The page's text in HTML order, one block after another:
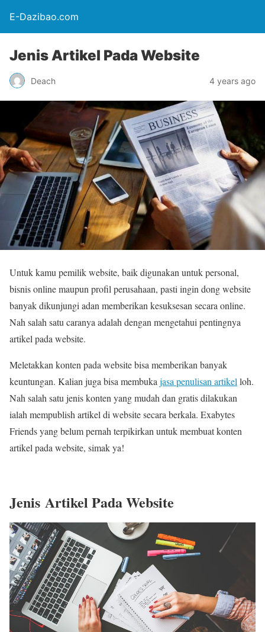
E-Dazibao.com
Jenis Artikel Pada Website
Deach 4 years ago
Untuk kamu pemilik website, baik digunakan untuk personal,
bisnis online maupun profil perusahaan, pasti ingin dong website
banyak dikunjungi adan memberikan kesuksesan secara online.
Nah salah satu caranya adalah dengan mengetahui pentingnya
artikel pada website.
Meletakkan konten pada website bisa memberikan banyak
keuntungan. Kalian juga bisa membuka jasa penulisan artikel loh.
Nah salah satu jenis konten yang mudah dan gratis dilakukan
ialah mempublish artikel di website secara berkala. Exabytes
Friends yang belum pernah terpikirkan untuk membuat konten
artikel pada website, simak ya!
Jenis Artikel Pada Website